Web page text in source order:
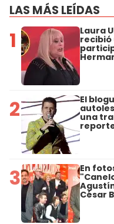
LAS MÁS LEÍDAS
1 Laura
recibió
2 El
una
3 En
César